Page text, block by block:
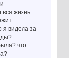
вся жизнь
я видела за
что